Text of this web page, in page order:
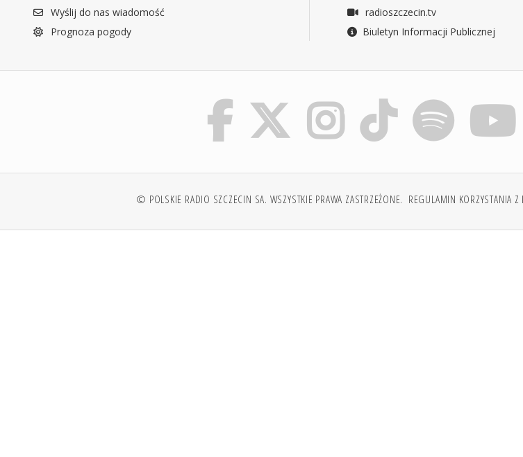
Wyślij do nas wiadomość
Prognoza pogody
radioszczecin.tv
Biuletyn Informacji Publicznej
© POLSKIE RADIO SZCZECIN SA. WSZYSTKIE PRAWA ZASTRZEŻONE. REGULAMIN KORZYSTANIA Z